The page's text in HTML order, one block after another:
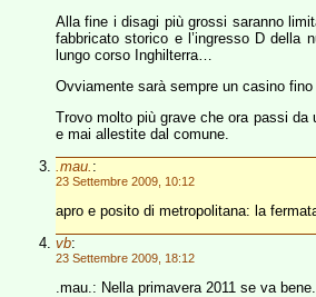
Alla fine i disagi più grossi saranno
fabbricato storico e l’ingresso D della
lungo corso Inghilterra…
Ovviamente sarà sempre un casino
Trovo molto più grave che ora passi da
e mai allestite dal comune.
.mau. :
23 Settembre 2009, 10:12
apro e posito di metropolitana: la
vb:
23 Settembre 2009, 18:12
.mau.: Nella primavera 2011 se va bene.